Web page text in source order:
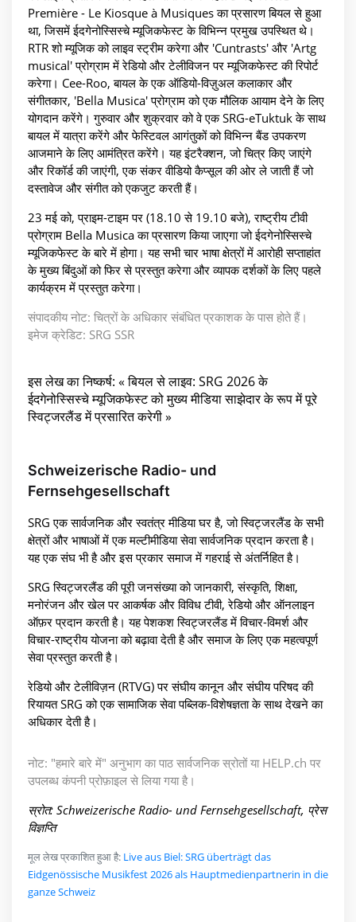
Première - Le Kiosque à Musiques का प्रसारण बियल से हुआ
था, जिसमें ईदगेनोस्सिस्चे म्यूजिकफेस्ट के विभिन्न प्रमुख उपस्थित थे।
RTR शो म्यूजिक को लाइव स्ट्रीम करेगा और 'Cuntrasts' और 'Artg
musical' प्रोग्राम में रेडियो और टेलीविजन पर म्यूजिकफेस्ट की रिपोर्ट
करेगा। Cee-Roo, बायल के एक ऑडियो-विज़ुअल कलाकार और
संगीतकार, 'Bella Musica' प्रोग्राम को एक मौलिक आयाम देने के लिए
योगदान करेंगे। गुरुवार और शुक्रवार को वे एक SRG-eTuktuk के साथ
बायल में यात्रा करेंगे और फेस्टिवल आगंतुकों को विभिन्न बैंड उपकरण
आजमाने के लिए आमंत्रित करेंगे। यह इंटरैक्शन, जो चित्र किए जाएंगे
और रिकॉर्ड की जाएंगी, एक संकर वीडियो कैप्सूल की ओर ले जाती हैं जो
दस्तावेज और संगीत को एकजुट करती हैं।
23 मई को, प्राइम-टाइम पर (18.10 से 19.10 बजे), राष्ट्रीय टीवी
प्रोग्राम Bella Musica का प्रसारण किया जाएगा जो ईदगेनोस्सिस्चे
म्यूजिकफेस्ट के बारे में होगा। यह सभी चार भाषा क्षेत्रों में आरोही सप्ताहांत
के मुख्य बिंदुओं को फिर से प्रस्तुत करेगा और व्यापक दर्शकों के लिए पहले
कार्यक्रम में प्रस्तुत करेगा।
संपादकीय नोट: चित्रों के अधिकार संबंधित प्रकाशक के पास होते हैं।
इमेज क्रेडिट: SRG SSR
इस लेख का निष्कर्ष: « बियल से लाइव: SRG 2026 के
ईदगेनोस्सिस्चे म्यूजिकफेस्ट को मुख्य मीडिया साझेदार के रूप में पूरे
स्विट्जरलैंड में प्रसारित करेगी »
Schweizerische Radio- und
Fernsehgesellschaft
SRG एक सार्वजनिक और स्वतंत्र मीडिया घर है, जो स्विट्जरलैंड के सभी
क्षेत्रों और भाषाओं में एक मल्टीमीडिया सेवा सार्वजनिक प्रदान करता है।
यह एक संघ भी है और इस प्रकार समाज में गहराई से अंतर्निहित है।
SRG स्विट्जरलैंड की पूरी जनसंख्या को जानकारी, संस्कृति, शिक्षा,
मनोरंजन और खेल पर आकर्षक और विविध टीवी, रेडियो और ऑनलाइन
ऑफ़र प्रदान करती है। यह पेशकश स्विट्जरलैंड में विचार-विमर्श और
विचार-राष्ट्रीय योजना को बढ़ावा देती है और समाज के लिए एक महत्वपूर्ण
सेवा प्रस्तुत करती है।
रेडियो और टेलीविज़न (RTVG) पर संघीय कानून और संघीय परिषद की
रियायत SRG को एक सामाजिक सेवा पब्लिक-विशेषज्ञता के साथ देखने का
अधिकार देती है।
नोट: "हमारे बारे में" अनुभाग का पाठ सार्वजनिक स्रोतों या HELP.ch पर
उपलब्ध कंपनी प्रोफ़ाइल से लिया गया है।
स्रोत: Schweizerische Radio- und Fernsehgesellschaft, प्रेस
विज्ञप्ति
मूल लेख प्रकाशित हुआ है: Live aus Biel: SRG überträgt das
Eidgenössische Musikfest 2026 als Hauptmedienpartnerin in die
ganze Schweiz